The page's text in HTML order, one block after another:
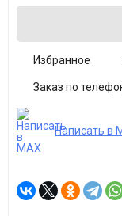
Избранное
Заказ по
Написать в